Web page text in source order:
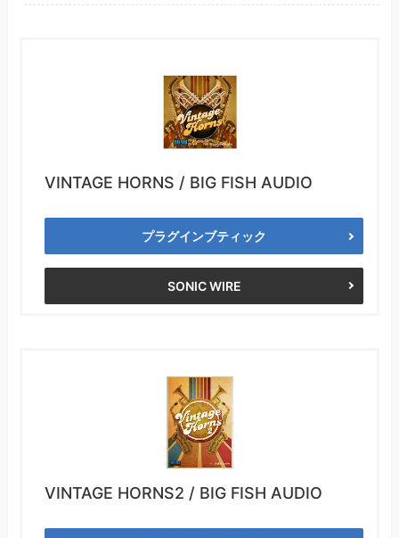
VINTAGE HORNS / BIG FISH AUDIO
プラグインブティック
SONIC WIRE
VINTAGE HORNS2 / BIG FISH AUDIO